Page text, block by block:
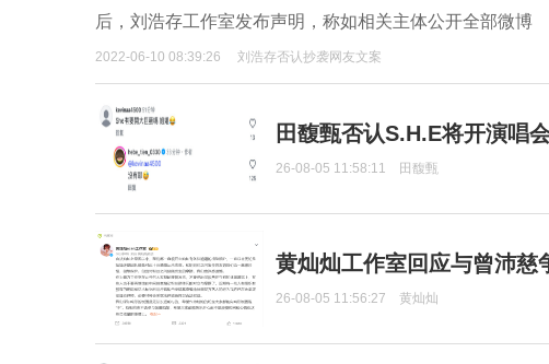
后，刘浩存工作室发布声明，称如相关主体公开全部微博
2022-06-10 08:39:26 刘浩存否认抄袭网友文案
田馥甄否认S.H.E将开演唱
26-08-05 11:58:11 田馥甄
黄灿灿工作室回应与曾沛慈
26-08-05 11:56:27 黄灿灿